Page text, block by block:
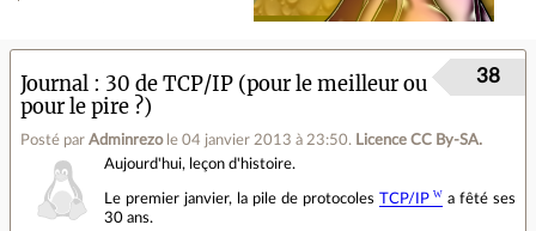
Journal
30 de TCP/IP (pour le meilleur ou
pour le pire ?)
Posté par Adminrezo le 04 janvier 2013 à 23:50. Licence CC By‑SA.
38
Aujourd'hui, leçon d'histoire.
Le premier janvier, la pile de protocoles TCP/IP
a fêté ses
30 ans.